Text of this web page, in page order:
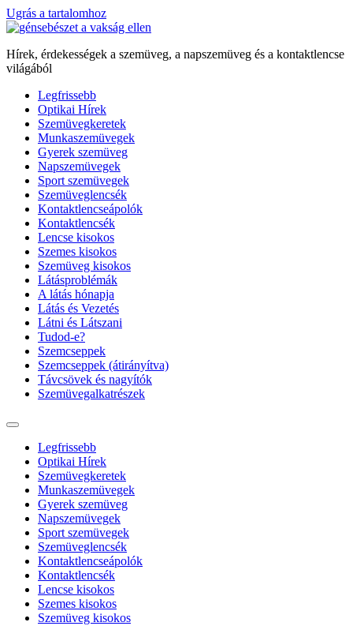
Ugrás a tartalomhoz
Hírek, érdekességek a szemüveg, a napszemüveg és a kontaktlencse
világából
Legfrissebb
Optikai Hírek
Szemüvegkeretek
Munkaszemüvegek
Gyerek szemüveg
Napszemüvegek
Sport szemüvegek
Szemüveglencsék
Kontaktlencseápolók
Kontaktlencsék
Lencse kisokos
Szemes kisokos
Szemüveg kisokos
Látásproblémák
A látás hónapja
Látás és Vezetés
Látni és Látszani
Tudod-e?
Szemcseppek
Szemcseppek (átirányítva)
Távcsövek és nagyítók
Szemüvegalkatrészek
Legfrissebb
Optikai Hírek
Szemüvegkeretek
Munkaszemüvegek
Gyerek szemüveg
Napszemüvegek
Sport szemüvegek
Szemüveglencsék
Kontaktlencseápolók
Kontaktlencsék
Lencse kisokos
Szemes kisokos
Szemüveg kisokos